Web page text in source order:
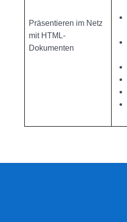
Präsentieren im Netz
mit HTML-
Dokumenten